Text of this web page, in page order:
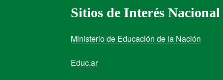
Sitios de Interés Nacional
Ministerio de Educación de la Nación
Educ.ar